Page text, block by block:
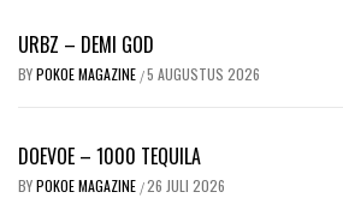
URBZ – DEMI GOD
BYPOKOE MAGAZINE /5 AUGUSTUS 2026
DOEVOE – 1000 TEQUILA
BYPOKOE MAGAZINE /26 JULI 2026